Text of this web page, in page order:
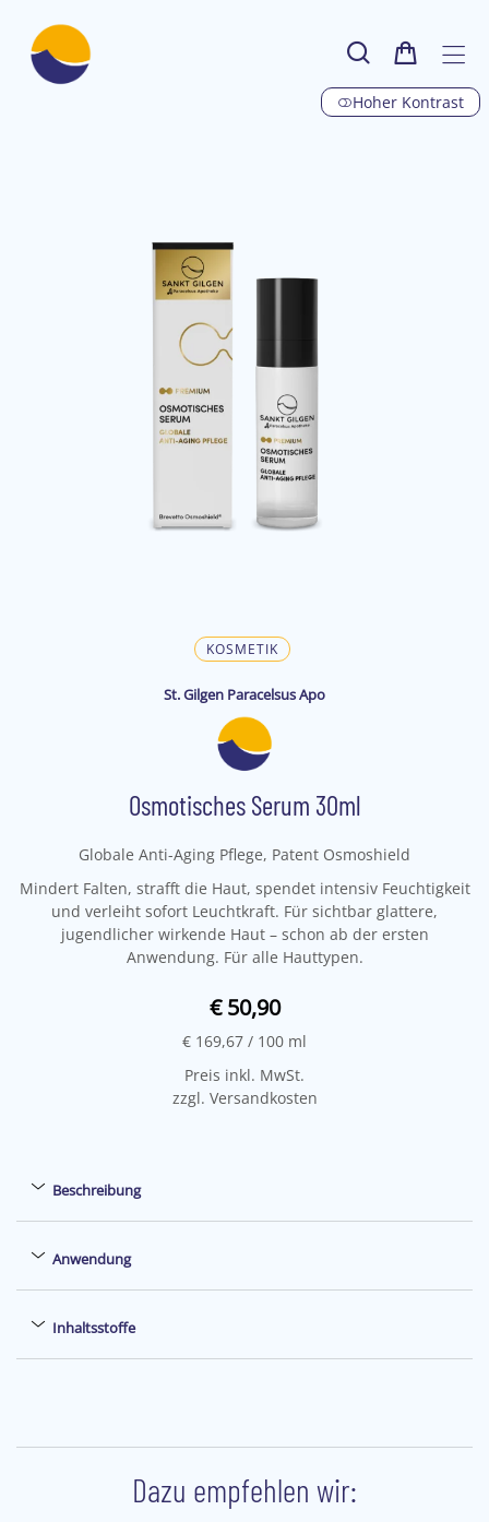
Hoher Kontrast
KOSMETIK
St. Gilgen Paracelsus Apo
Osmotisches Serum 30ml
Globale Anti-Aging Pflege, Patent Osmoshield
Mindert Falten, strafft die Haut, spendet intensiv Feuchtigkeit
und verleiht sofort Leuchtkraft. Für sichtbar glattere,
jugendlicher wirkende Haut – schon ab der ersten
Anwendung. Für alle Hauttypen.
€ 50,90
€ 169,67 / 100 ml
Preis inkl. MwSt.
zzgl. Versandkosten
Beschreibung
Anwendung
Inhaltsstoffe
Dazu empfehlen wir: